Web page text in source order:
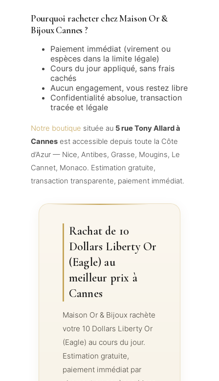
Pourquoi racheter chez Maison Or &
Bijoux Cannes ?
Paiement immédiat (virement ou
espèces dans la limite légale)
Cours du jour appliqué, sans frais
cachés
Aucun engagement, vous restez libre
Confidentialité absolue, transaction
tracée et légale
Notre boutique située au 5 rue Tony Allard à
Cannesest accessible depuis toute la Côte
d’Azur — Nice, Antibes, Grasse, Mougins, Le
Cannet, Monaco. Estimation gratuite,
transaction transparente, paiement immédiat.
Rachat de 10
Dollars Liberty Or
(Eagle) au
meilleur prix à
Cannes
Maison Or & Bijoux rachète
votre 10 Dollars Liberty Or
(Eagle) au cours du jour.
Estimation gratuite,
paiement immédiat par